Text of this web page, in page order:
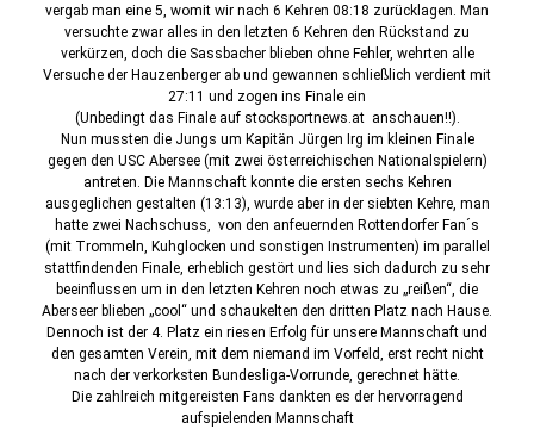
vergab man eine 5, womit wir nach 6 Kehren 08:18 zurücklagen. Man
versuchte zwar alles in den letzten 6 Kehren den Rückstand zu
verkürzen, doch die Sassbacher blieben ohne Fehler, wehrten alle
Versuche der Hauzenberger ab und gewannen schließlich verdient mit
27:11 und zogen ins Finale ein
(Unbedingt das Finale auf stocksportnews.at anschauen!!).
Nun mussten die Jungs um Kapitän Jürgen Irg im kleinen Finale
gegen den USC Abersee (mit zwei österreichischen Nationalspielern)
antreten. Die Mannschaft konnte die ersten sechs Kehren
ausgeglichen gestalten (13:13), wurde aber in der siebten Kehre, man
hatte zwei Nachschuss, von den anfeuernden Rottendorfer Fan´s
(mit Trommeln, Kuhglocken und sonstigen Instrumenten) im parallel
stattfindenden Finale, erheblich gestört und lies sich dadurch zu sehr
beeinflussen um in den letzten Kehren noch etwas zu „reißen“, die
Aberseer blieben „cool“ und schaukelten den dritten Platz nach Hause.
Dennoch ist der 4. Platz ein riesen Erfolg für unsere Mannschaft und
den gesamten Verein, mit dem niemand im Vorfeld, erst recht nicht
nach der verkorksten Bundesliga-Vorrunde, gerechnet hätte.
Die zahlreich mitgereisten Fans dankten es der hervorragend
aufspielenden Mannschaft